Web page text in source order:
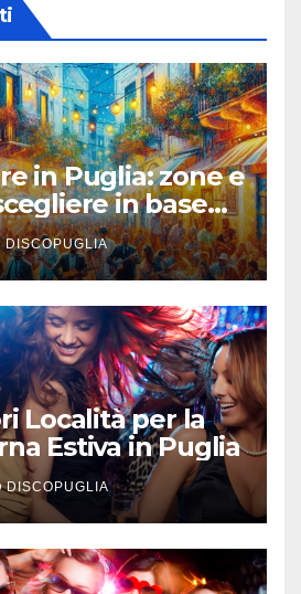
in Puglia: zone e
in base
DISCOPUGLIA
Località per la
Estiva in Puglia
DISCOPUGLIA